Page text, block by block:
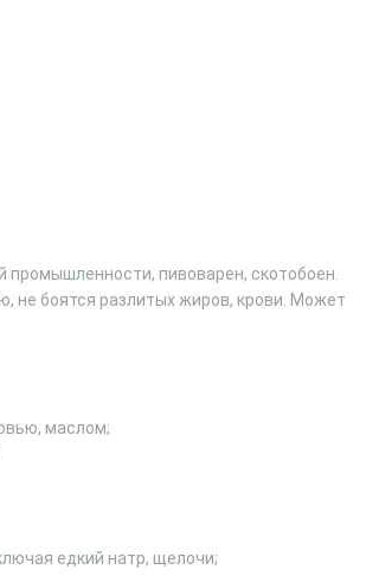
пивоварен, скотобоен.
не боятся разлитых жиров, крови. Может
маслом;
едкий натр, щелочи;